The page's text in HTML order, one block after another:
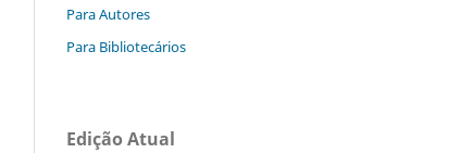
Para Autores
Para Bibliotecários
Edição Atual